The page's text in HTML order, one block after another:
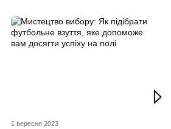
1 вересня 2023